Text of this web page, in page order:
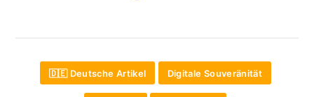
🇩🇪 Deutsche Artikel Digitale Souveränität